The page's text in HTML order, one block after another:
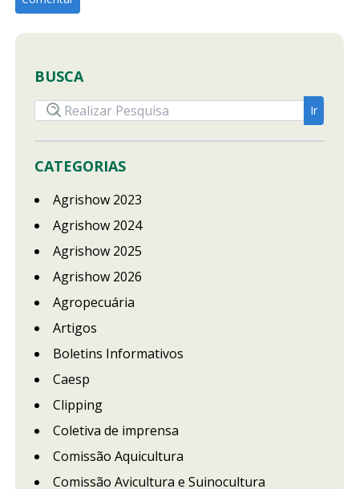
BUSCA
CATEGORIAS
Agrishow 2023
Agrishow 2024
Agrishow 2025
Agrishow 2026
Agropecuária
Artigos
Boletins Informativos
Caesp
Clipping
Coletiva de imprensa
Comissão Aquicultura
Comissão Avicultura e Suinocultura